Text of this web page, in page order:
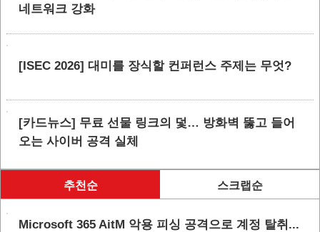
네트워크 강화
[ISEC 2026] 대미를 장식할 컨퍼런스 주제는 무엇?
[카드뉴스] 무료 선물 링크의 덫… 방화벽 뚫고 들어
오는 사이버 공격 실체
추천순 스크랩순
Microsoft 365 AitM 악용 피싱 공격으로 계정 탈취...